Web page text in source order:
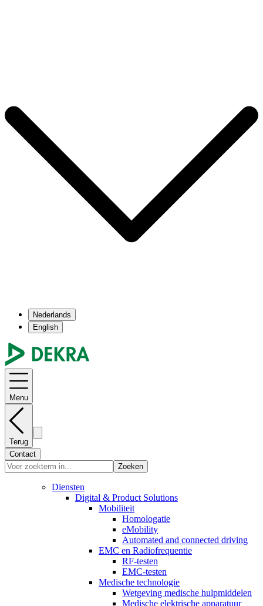
Nederlands
English
Menu
Terug
Contact
Zoeken
Diensten
Digital & Product Solutions
Mobiliteit
Homologatie
eMobility
Automated and connected driving
EMC en Radiofrequentie
RF-testen
EMC-testen
Medische technologie
Wetgeving medische hulpmiddelen
Medische elektrische apparatuur